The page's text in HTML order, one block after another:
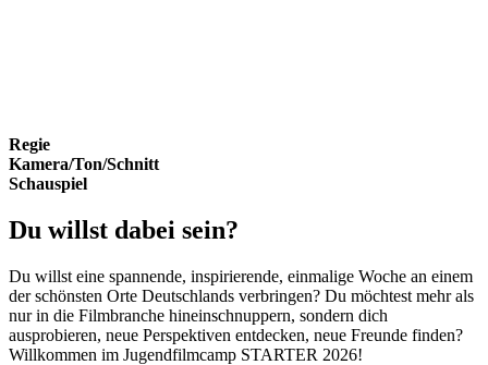
Regie
Kamera/Ton/Schnitt
Schauspiel
Du willst dabei sein?
Du willst eine spannende, inspirierende, einmalige Woche an einem
der schönsten Orte Deutschlands verbringen? Du möchtest mehr als
nur in die Filmbranche hineinschnuppern, sondern dich
ausprobieren, neue Perspektiven entdecken, neue Freunde finden?
Willkommen im Jugendfilmcamp STARTER 2026!